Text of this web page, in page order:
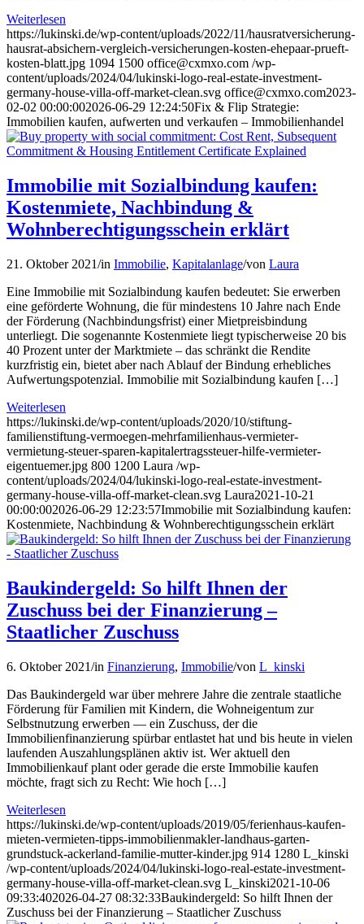
Weiterlesen
https://lukinski.de/wp-content/uploads/2022/11/hausratversicherung-
hausrat-absichern-vergleich-versicherungen-kosten-ehepaar-prueft-
kosten-blatt.jpg 1094 1500 office@cxmxo.com /wp-
content/uploads/2024/04/lukinski-logo-real-estate-investment-
germany-house-villa-off-market-clean.svg office@cxmxo.com2023-
02-02 00:00:002026-06-29 12:24:50Fix & Flip Strategie:
Immobilien kaufen, aufwerten und verkaufen – Immobilienhandel
Immobilie mit Sozialbindung kaufen:
Kostenmiete, Nachbindung &
Wohnberechtigungsschein erklärt
21. Oktober 2021/in Immobilie, Kapitalanlage/von Laura
Eine Immobilie mit Sozialbindung kaufen bedeutet: Sie erwerben
eine geförderte Wohnung, die für mindestens 10 Jahre nach Ende
der Förderung (Nachbindungsfrist) einer Mietpreisbindung
unterliegt. Die sogenannte Kostenmiete liegt typischerweise 20 bis
40 Prozent unter der Marktmiete – das schränkt die Rendite
kurzfristig ein, bietet aber nach Ablauf der Bindung erhebliches
Aufwertungspotenzial. Immobilie mit Sozialbindung kaufen […]
Weiterlesen
https://lukinski.de/wp-content/uploads/2020/10/stiftung-
familienstiftung-vermoegen-mehrfamilienhaus-vermieter-
vermietung-steuer-sparen-kapitalertragssteuer-hilfe-vermieter-
eigentuemer.jpg 800 1200 Laura /wp-
content/uploads/2024/04/lukinski-logo-real-estate-investment-
germany-house-villa-off-market-clean.svg Laura2021-10-21
00:00:002026-06-29 12:23:57Immobilie mit Sozialbindung kaufen:
Kostenmiete, Nachbindung & Wohnberechtigungsschein erklärt
Baukindergeld: So hilft Ihnen der
Zuschuss bei der Finanzierung –
Staatlicher Zuschuss
6. Oktober 2021/in Finanzierung, Immobilie/von L_kinski
Das Baukindergeld war über mehrere Jahre die zentrale staatliche
Förderung für Familien mit Kindern, die Wohneigentum zur
Selbstnutzung erwerben — ein Zuschuss, der die
Immobilienfinanzierung spürbar entlastet hat und bis heute in vielen
laufenden Auszahlungsplänen aktiv ist. Wer aktuell den
Immobilienkauf plant oder gerade die erste Immobilie kaufen
möchte, fragt sich zu Recht: Wie hoch […]
Weiterlesen
https://lukinski.de/wp-content/uploads/2019/05/ferienhaus-kaufen-
mieten-vermieten-tipps-immobilienmakler-landhaus-garten-
grundstuck-ackerland-familie-mutter-kinder.jpg 914 1280 L_kinski
/wp-content/uploads/2024/04/lukinski-logo-real-estate-investment-
germany-house-villa-off-market-clean.svg L_kinski2021-10-06
09:33:402026-04-27 08:32:33Baukindergeld: So hilft Ihnen der
Zuschuss bei der Finanzierung – Staatlicher Zuschuss